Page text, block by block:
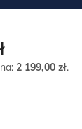
2 199,00 zł.